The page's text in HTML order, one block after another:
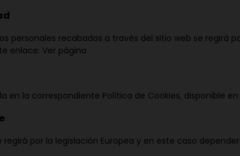
personales recabados a través del sitio web se regirá
enlace: Ver página
en la correspondiente Política de Cookies, disponible
regirá por la legislación Europea y en este caso